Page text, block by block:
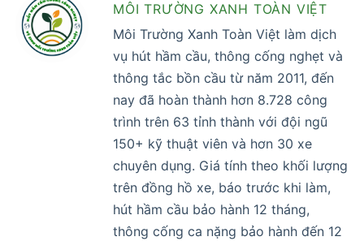
MÔI TRƯỜNG XANH TOÀN VIỆT
Môi Trường Xanh Toàn Việt làm dịch
vụ hút hầm cầu, thông cống nghẹt và
thông tắc bồn cầu từ năm 2011, đến
nay đã hoàn thành hơn 8.728 công
trình trên 63 tỉnh thành với đội ngũ
150+ kỹ thuật viên và hơn 30 xe
chuyên dụng. Giá tính theo khối lượng
trên đồng hồ xe, báo trước khi làm,
hút hầm cầu bảo hành 12 tháng,
thông cống ca nặng bảo hành đến 12